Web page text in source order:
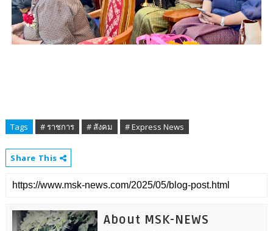
Tags # ราชการ # สังคม # Express News
Share This
About MSK-NEWS